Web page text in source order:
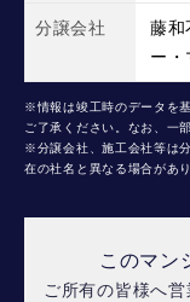
分譲会社
藤和
ー・
※情報は竣工時のデータを
ご了承ください。なお、一
※分譲会社、施工会社等は
在の社名と異なる場合があり
このマン
ご所有の皆様へ